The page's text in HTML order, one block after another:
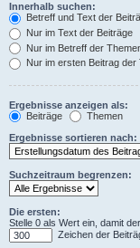
Innerhalb suchen:
Betreff und Text der
Nur im Text der Beiträge
Nur im Betreff der
Nur im ersten Beitrag der
Ergebnisse anzeigen als:
Beiträge
Themen
Ergebnisse sortieren nach:
Suchzeitraum begrenzen:
Die ersten:
Stelle 0 als Wert ein, damit
Zeichen der